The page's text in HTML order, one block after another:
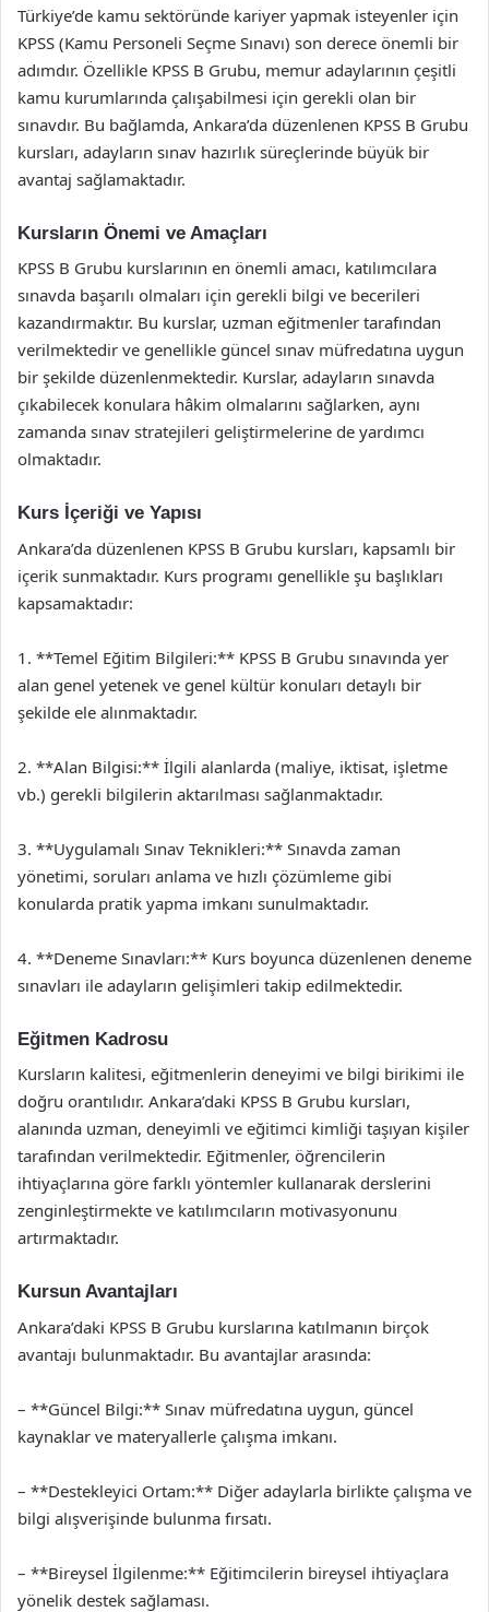
Türkiye’de kamu sektöründe kariyer yapmak isteyenler için
KPSS (Kamu Personeli Seçme Sınavı) son derece önemli bir
adımdır. Özellikle KPSS B Grubu, memur adaylarının çeşitli
kamu kurumlarında çalışabilmesi için gerekli olan bir
sınavdır. Bu bağlamda, Ankara’da düzenlenen KPSS B Grubu
kursları, adayların sınav hazırlık süreçlerinde büyük bir
avantaj sağlamaktadır.
Kursların Önemi ve Amaçları
KPSS B Grubu kurslarının en önemli amacı, katılımcılara
sınavda başarılı olmaları için gerekli bilgi ve becerileri
kazandırmaktır. Bu kurslar, uzman eğitmenler tarafından
verilmektedir ve genellikle güncel sınav müfredatına uygun
bir şekilde düzenlenmektedir. Kurslar, adayların sınavda
çıkabilecek konulara hâkim olmalarını sağlarken, aynı
zamanda sınav stratejileri geliştirmelerine de yardımcı
olmaktadır.
Kurs İçeriği ve Yapısı
Ankara’da düzenlenen KPSS B Grubu kursları, kapsamlı bir
içerik sunmaktadır. Kurs programı genellikle şu başlıkları
kapsamaktadır:
1. **Temel Eğitim Bilgileri:** KPSS B Grubu sınavında yer
alan genel yetenek ve genel kültür konuları detaylı bir
şekilde ele alınmaktadır.
2. **Alan Bilgisi:** İlgili alanlarda (maliye, iktisat, işletme
vb.) gerekli bilgilerin aktarılması sağlanmaktadır.
3. **Uygulamalı Sınav Teknikleri:** Sınavda zaman
yönetimi, soruları anlama ve hızlı çözümleme gibi
konularda pratik yapma imkanı sunulmaktadır.
4. **Deneme Sınavları:** Kurs boyunca düzenlenen deneme
sınavları ile adayların gelişimleri takip edilmektedir.
Eğitmen Kadrosu
Kursların kalitesi, eğitmenlerin deneyimi ve bilgi birikimi ile
doğru orantılıdır. Ankara’daki KPSS B Grubu kursları,
alanında uzman, deneyimli ve eğitimci kimliği taşıyan kişiler
tarafından verilmektedir. Eğitmenler, öğrencilerin
ihtiyaçlarına göre farklı yöntemler kullanarak derslerini
zenginleştirmekte ve katılımcıların motivasyonunu
artırmaktadır.
Kursun Avantajları
Ankara’daki KPSS B Grubu kurslarına katılmanın birçok
avantajı bulunmaktadır. Bu avantajlar arasında:
– **Güncel Bilgi:** Sınav müfredatına uygun, güncel
kaynaklar ve materyallerle çalışma imkanı.
– **Destekleyici Ortam:** Diğer adaylarla birlikte çalışma ve
bilgi alışverişinde bulunma fırsatı.
– **Bireysel İlgilenme:** Eğitimcilerin bireysel ihtiyaçlara
yönelik destek sağlaması.